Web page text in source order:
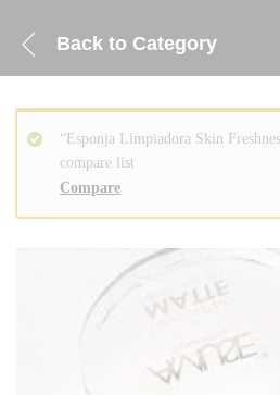
Back to Category
Compare
“Esponja Limpiadora Skin
compare list